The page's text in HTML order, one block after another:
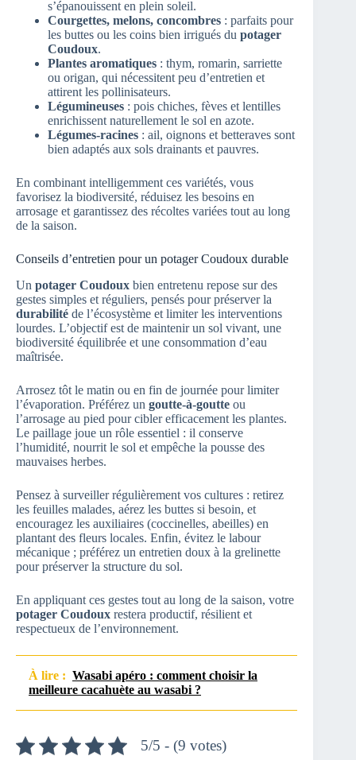
s’épanouissent en plein soleil.
Courgettes, melons, concombres : parfaits pour
les buttes ou les coins bien irrigués du potager
Coudoux.
Plantes aromatiques : thym, romarin, sarriette
ou origan, qui nécessitent peu d’entretien et
attirent les pollinisateurs.
Légumineuses : pois chiches, fèves et lentilles
enrichissent naturellement le sol en azote.
Légumes-racines : ail, oignons et betteraves sont
bien adaptés aux sols drainants et pauvres.
En combinant intelligemment ces variétés, vous
favorisez la biodiversité, réduisez les besoins en
arrosage et garantissez des récoltes variées tout au long
de la saison.
Conseils d’entretien pour un potager Coudoux durable
Un potager Coudoux bien entretenu repose sur des
gestes simples et réguliers, pensés pour préserver la
durabilité de l’écosystème et limiter les interventions
lourdes. L’objectif est de maintenir un sol vivant, une
biodiversité équilibrée et une consommation d’eau
maîtrisée.
Arrosez tôt le matin ou en fin de journée pour limiter
l’évaporation. Préférez un goutte-à-goutte ou
l’arrosage au pied pour cibler efficacement les plantes.
Le paillage joue un rôle essentiel : il conserve
l’humidité, nourrit le sol et empêche la pousse des
mauvaises herbes.
Pensez à surveiller régulièrement vos cultures : retirez
les feuilles malades, aérez les buttes si besoin, et
encouragez les auxiliaires (coccinelles, abeilles) en
plantant des fleurs locales. Enfin, évitez le labour
mécanique ; préférez un entretien doux à la grelinette
pour préserver la structure du sol.
En appliquant ces gestes tout au long de la saison, votre
potager Coudoux restera productif, résilient et
respectueux de l’environnement.
À lire : Wasabi apéro : comment choisir la
meilleure cacahuète au wasabi ?
5/5 - (9 votes)